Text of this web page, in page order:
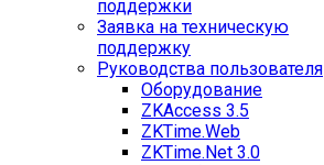
поддержки
Заявка на техническую
поддержку
Руководства пользователя
Оборудование
ZKAccess 3.5
ZKTime.Web
ZKTime.Net 3.0